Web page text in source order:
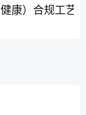
康）合规工艺